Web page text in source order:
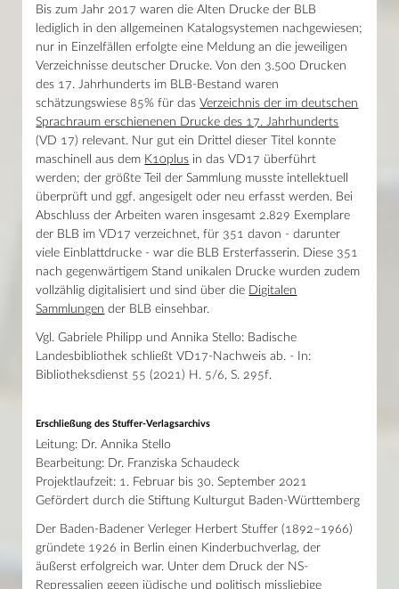
2024 abgeschlossen
2023 abgeschlossen
2022 abgeschlossen
2021 abgeschlossen
2020 abgeschlossen
2018 abgeschlossen
2017 abgeschlossen
Stellenangebote
Der Donaueschinger Wigalois
Themenseiten
Kalender
News
Presse
Mein Konto
Shop
Glossar
Kontakt
Bis zum Jahr 2017 waren die Alten Drucke der BLB
lediglich in den allgemeinen Katalogsystemen nachgewiesen;
nur in Einzelfällen erfolgte eine Meldung an die jeweiligen
Verzeichnisse deutscher Drucke. Von den 3.500 Drucken
des 17. Jahrhunderts im BLB-Bestand waren
schätzungswiese 85% für dasVerzeichnis der im deutschen
Sprachraum erschienenen Drucke des 17. Jahrhunderts
(VD 17) relevant. Nur gut ein Drittel dieser Titel konnte
maschinell aus dem K10plus in das VD17 überführt
werden; der größte Teil der Sammlung musste intellektuell
überprüft und ggf. angesigelt oder neu erfasst werden. Bei
Abschluss der Arbeiten waren insgesamt 2.829 Exemplare
der BLB im VD17 verzeichnet, für 351 davon - darunter
viele Einblattdrucke - war die BLB Ersterfasserin. Diese 351
nach gegenwärtigem Stand unikalen Drucke wurden zudem
vollzählig digitalisiert und sind über die Digitalen
Sammlungen der BLB einsehbar.
Vgl. Gabriele Philipp und Annika Stello: Badische
Landesbibliothek schließt VD17-Nachweis ab. - In:
Bibliotheksdienst 55 (2021) H. 5/6, S. 295f.
Erschließung des Stuffer-Verlagsarchivs
Leitung: Dr. Annika Stello
Bearbeitung: Dr. Franziska Schaudeck
Projektlaufzeit: 1. Februar bis 30. September 2021
Gefördert durch die Stiftung Kulturgut Baden-Württemberg
Der Baden-Badener Verleger Herbert Stuffer (1892–1966)
gründete 1926 in Berlin einen Kinderbuchverlag, der
äußerst erfolgreich war. Unter dem Druck der NS-
Repressalien gegen jüdische und politisch missliebige
Haupthaus
Mo–Fr 9–19 Uhr / Sa 10–18 Uhr
Lesesaal Sammlungen
Mo–Mi/Fr 9.30–16 Uhr / Do 9.30–18 Uhr
Wissenstor
Mo–Fr 9–22 Uhr / Sa–So 10–22 Uhr